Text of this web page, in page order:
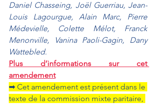
Daniel Chasseing, Joël Guerriau, Jean-
Louis Lagourgue, Alain Marc, Pierre
Médevielle, Colette Mélot, Franck
Menonville, Vanina Paoli-Gagin, Dany
Wattebled.
Plus d’informations sur cet
amendement
➡ Cet amendement est présent dans le
texte de la commission mixte paritaire,